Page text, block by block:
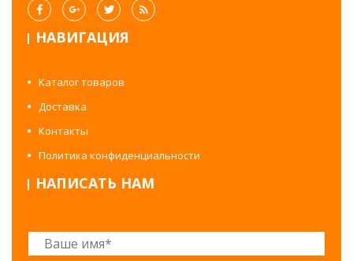
НАВИГАЦИЯ
Каталог товаров
Доставка
Контакты
Политика конфиденциальности
НАПИСАТЬ НАМ